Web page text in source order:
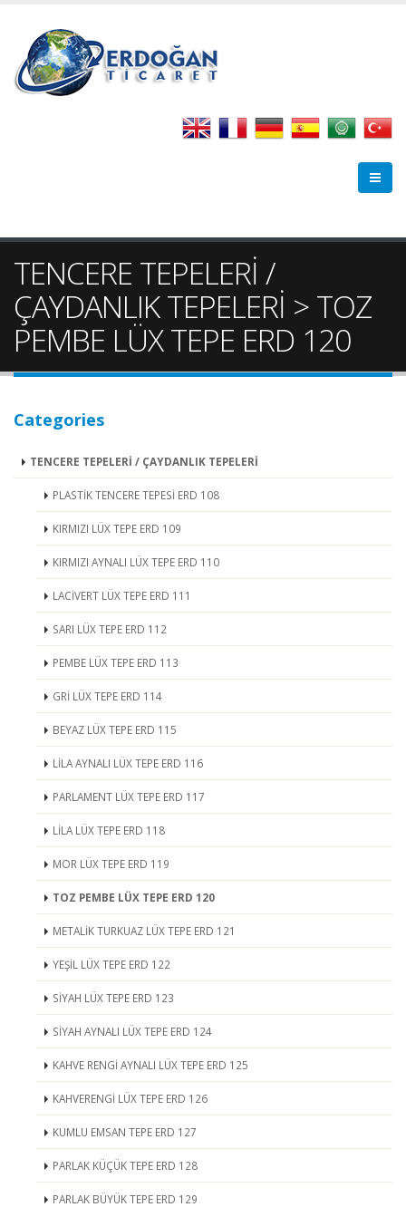
TENCERE TEPELERİ /
ÇAYDANLIK TEPELERİ > TOZ
PEMBE LÜX TEPE ERD 120
Categories
TENCERE TEPELERİ / ÇAYDANLIK TEPELERİ
PLASTİK TENCERE TEPESİ ERD 108
KIRMIZI LÜX TEPE ERD 109
KIRMIZI AYNALI LÜX TEPE ERD 110
LACİVERT LÜX TEPE ERD 111
SARI LÜX TEPE ERD 112
PEMBE LÜX TEPE ERD 113
GRİ LÜX TEPE ERD 114
BEYAZ LÜX TEPE ERD 115
LİLA AYNALI LÜX TEPE ERD 116
PARLAMENT LÜX TEPE ERD 117
LİLA LÜX TEPE ERD 118
MOR LÜX TEPE ERD 119
TOZ PEMBE LÜX TEPE ERD 120
METALİK TURKUAZ LÜX TEPE ERD 121
YEŞİL LÜX TEPE ERD 122
SİYAH LÜX TEPE ERD 123
SİYAH AYNALI LÜX TEPE ERD 124
KAHVE RENGİ AYNALI LÜX TEPE ERD 125
KAHVERENGİ LÜX TEPE ERD 126
KUMLU EMSAN TEPE ERD 127
PARLAK KÜÇÜK TEPE ERD 128
PARLAK BÜYÜK TEPE ERD 129